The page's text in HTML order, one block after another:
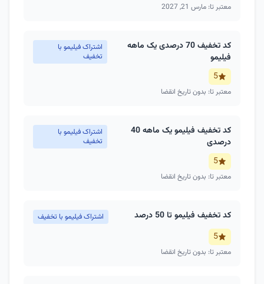
معتبر تا: مارس 21, 2027
کد تخفیف 70 درصدی یک ماهه
فیلیمو
اشتراک فیلیمو با
تخفیف
5
معتبر تا: بدون تاریخ انقضا
کد تخفیف فیلیمو یک ماهه 40
درصدی
اشتراک فیلیمو با
تخفیف
5
معتبر تا: بدون تاریخ انقضا
کد تخفیف فیلیمو تا 50 درصد اشتراک فیلیمو با تخفیف
5
معتبر تا: بدون تاریخ انقضا